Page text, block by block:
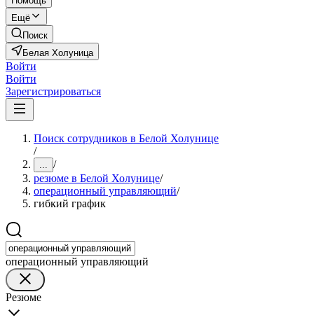
Ещё
Поиск
Белая Холуница
Войти
Войти
Зарегистрироваться
Поиск сотрудников в Белой Холунице
/
... /
резюме в Белой Холунице/
операционный управляющий/
гибкий график
операционный управляющий
Резюме